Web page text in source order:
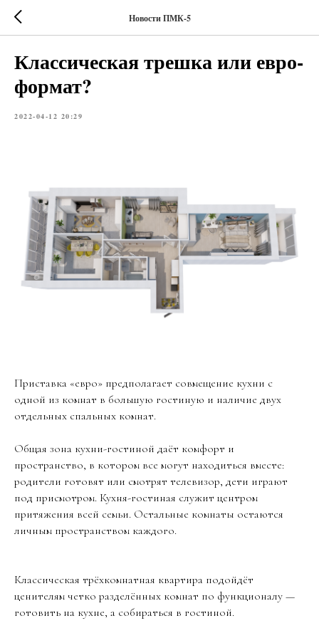
Новости ПМК-5
Классическая трешка или евро-
формат?
2022-04-12 20:29
Приставка «евро» предполагает совмещение кухни с
одной из комнат в большую гостиную и наличие двух
отдельных спальных комнат.
Общая зона кухни-гостиной даёт комфорт и
пространство, в котором все могут находиться вместе:
родители готовят или смотрят телевизор, дети играют
под присмотром. Кухня-гостиная служит центром
притяжения всей семьи. Остальные комнаты остаются
личным пространством каждого.
Классическая трёхкомнатная квартира подойдёт
ценителям четко разделённых комнат по функционалу —
готовить на кухне, а собираться в гостиной.